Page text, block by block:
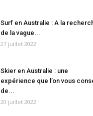
Surf en Australie : A la
de la vague...
27 juillet 2022
Skier en Australie : une
expérience que l’on vous
de...
20 juillet 2022